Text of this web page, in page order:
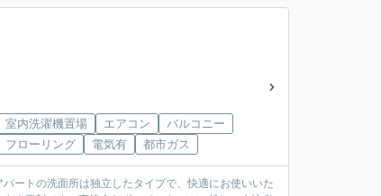
室内洗濯機置場 エアコン
バルコニー
フローリング
電気有 都市ガス
ートの洗面所は独立したタイプで、快適にお使いいた